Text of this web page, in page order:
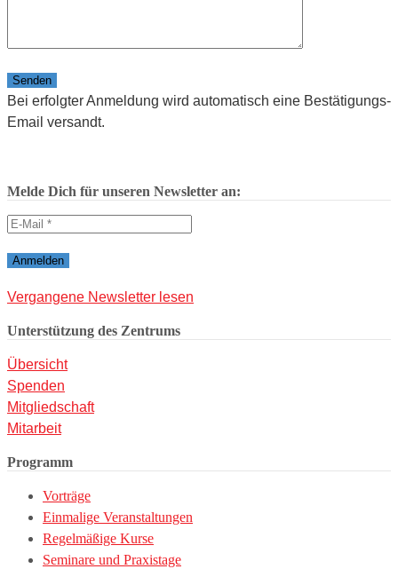
Bitte lasse dieses Feld leer.
Bei erfolgter Anmeldung wird automatisch eine Bestätigungs-
Email versandt.
Melde Dich für unseren Newsletter an:
Vergangene Newsletter lesen
Unterstützung des Zentrums
Übersicht
Spenden
Mitgliedschaft
Mitarbeit
Programm
Vorträge
Einmalige Veranstaltungen
Regelmäßige Kurse
Seminare und Praxistage